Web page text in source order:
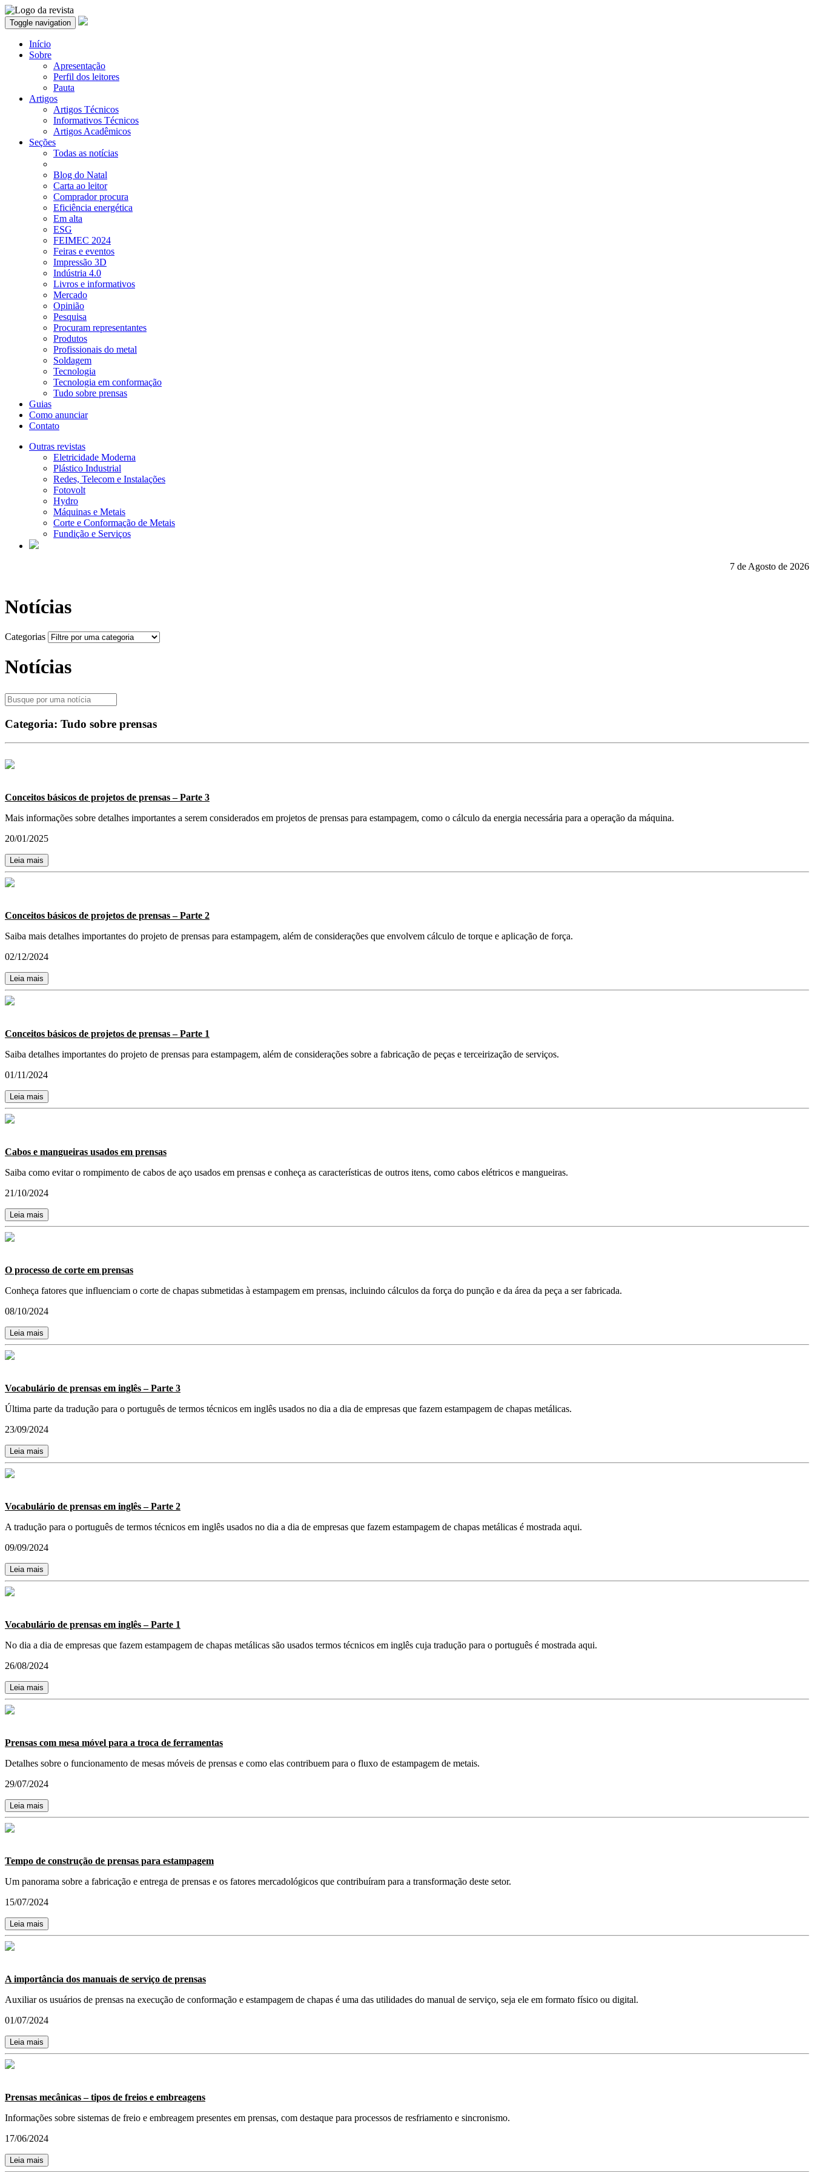
Toggle navigation
Início
Sobre
Apresentação
Perfil dos leitores
Pauta
Artigos
Artigos Técnicos
Informativos Técnicos
Artigos Acadêmicos
Seções
Todas as notícias
Blog do Natal
Carta ao leitor
Comprador procura
Eficiência energética
Em alta
ESG
FEIMEC 2024
Feiras e eventos
Impressão 3D
Indústria 4.0
Livros e informativos
Mercado
Opinião
Pesquisa
Procuram representantes
Produtos
Profissionais do metal
Soldagem
Tecnologia
Tecnologia em conformação
Tudo sobre prensas
Guias
Como anunciar
Contato
Outras revistas
Eletricidade Moderna
Plástico Industrial
Redes, Telecom e Instalações
Fotovolt
Hydro
Máquinas e Metais
Corte e Conformação de Metais
Fundição e Serviços
7 de Agosto de 2026
Notícias
Categorias
Notícias
Categoria: Tudo sobre prensas
Conceitos básicos de projetos de prensas – Parte 3
Mais informações sobre detalhes importantes a serem considerados em projetos de prensas para estampagem, como o cálculo da energia necessária para a operação da máquina.
20/01/2025
Leia mais
Conceitos básicos de projetos de prensas – Parte 2
Saiba mais detalhes importantes do projeto de prensas para estampagem, além de considerações que envolvem cálculo de torque e aplicação de força.
02/12/2024
Leia mais
Conceitos básicos de projetos de prensas – Parte 1
Saiba detalhes importantes do projeto de prensas para estampagem, além de considerações sobre a fabricação de peças e terceirização de serviços.
01/11/2024
Leia mais
Cabos e mangueiras usados em prensas
Saiba como evitar o rompimento de cabos de aço usados em prensas e conheça as características de outros itens, como cabos elétricos e mangueiras.
21/10/2024
Leia mais
O processo de corte em prensas
Conheça fatores que influenciam o corte de chapas submetidas à estampagem em prensas, incluindo cálculos da força do punção e da área da peça a ser fabricada.
08/10/2024
Leia mais
Vocabulário de prensas em inglês – Parte 3
Última parte da tradução para o português de termos técnicos em inglês usados no dia a dia de empresas que fazem estampagem de chapas metálicas.
23/09/2024
Leia mais
Vocabulário de prensas em inglês – Parte 2
A tradução para o português de termos técnicos em inglês usados no dia a dia de empresas que fazem estampagem de chapas metálicas é mostrada aqui.
09/09/2024
Leia mais
Vocabulário de prensas em inglês – Parte 1
No dia a dia de empresas que fazem estampagem de chapas metálicas são usados termos técnicos em inglês cuja tradução para o português é mostrada aqui.
26/08/2024
Leia mais
Prensas com mesa móvel para a troca de ferramentas
Detalhes sobre o funcionamento de mesas móveis de prensas e como elas contribuem para o fluxo de estampagem de metais.
29/07/2024
Leia mais
Tempo de construção de prensas para estampagem
Um panorama sobre a fabricação e entrega de prensas e os fatores mercadológicos que contribuíram para a transformação deste setor.
15/07/2024
Leia mais
A importância dos manuais de serviço de prensas
Auxiliar os usuários de prensas na execução de conformação e estampagem de chapas é uma das utilidades do manual de serviço, seja ele em formato físico ou digital.
01/07/2024
Leia mais
Prensas mecânicas – tipos de freios e embreagens
Informações sobre sistemas de freio e embreagem presentes em prensas, com destaque para processos de resfriamento e sincronismo.
17/06/2024
Leia mais